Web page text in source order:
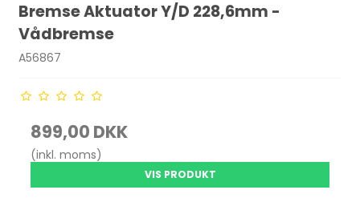
Bremse Aktuator Y/D 228,6mm -
Vådbremse
A56867
899,00 DKK
(inkl. moms)
VIS PRODUKT